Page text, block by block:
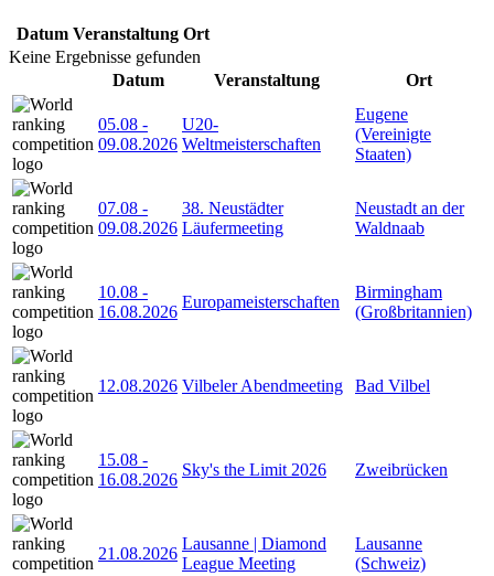
Datum Veranstaltung Ort
Keine Ergebnisse gefunden
Datum
Veranstaltung Ort
05.08 -
09.08.2026
U20-
Weltmeisterschaften
Eugene
(Vereinigte
Staaten)
07.08 -
09.08.2026
38. Neustädter
Läufermeeting
Neustadt an der
Waldnaab
10.08 -
16.08.2026
Europameisterschaften
Birmingham
(Großbritannien)
12.08.2026 Vilbeler Abendmeeting Bad Vilbel
15.08 -
16.08.2026
Sky's the Limit 2026 Zweibrücken
21.08.2026
Lausanne | Diamond
League Meeting
Lausanne
(Schweiz)